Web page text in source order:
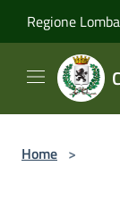
Regione
Home >